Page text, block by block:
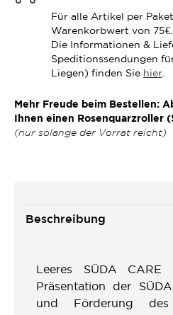
Für alle Artikel per
Warenkorbwert von 75€.
Die Informationen &
Speditionssendungen
Liegen) finden Sie hier.
Mehr Freude beim Bestellen:
Ihnen einen Rosenquarzroller
(nur solange der Vorrat reicht)
Beschreibung
Leeres SÜDA CARE
Präsentation der
und Förderung